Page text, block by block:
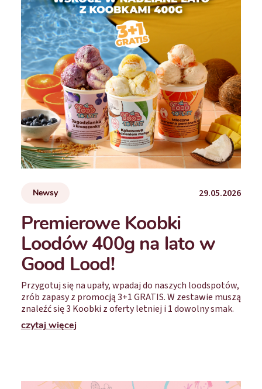
Newsy 29.05.2026
Premierowe Koobki
Loodów 400g na lato w
Good Lood!
Przygotuj się na upały, wpadaj do naszych loodspotów,
zrób zapasy z promocją 3+1 GRATIS. W zestawie muszą
znaleźć się 3 Koobki z oferty letniej i 1 dowolny smak.
czytaj więcej